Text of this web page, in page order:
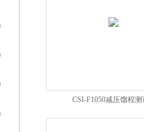
CSI-F1050减压馏程测